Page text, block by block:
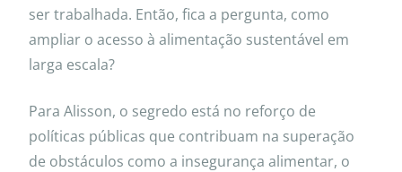
ser trabalhada. Então, fica a pergunta, como
ampliar o acesso à alimentação sustentável em
larga escala?
Para Alisson, o segredo está no reforço de
políticas públicas que contribuam na superação
de obstáculos como a insegurança alimentar, o